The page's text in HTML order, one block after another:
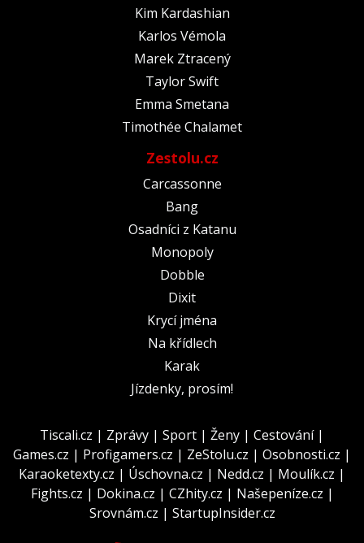
Kim Kardashian
Karlos Vémola
Marek Ztracený
Taylor Swift
Emma Smetana
Timothée Chalamet
Zestolu.cz
Carcassonne
Bang
Osadníci z Katanu
Monopoly
Dobble
Dixit
Krycí jména
Na křídlech
Karak
Jízdenky, prosím!
Tiscali.cz | Zprávy | Sport | Ženy | Cestování|
Games.cz | Profigamers.cz | ZeStolu.cz | Osobnosti.cz |
Karaoketexty.cz | Úschovna.cz | Nedd.cz | Moulík.cz |
Fights.cz | Dokina.cz | CZhity.cz | Našepeníze.cz |
Srovnám.cz | StartupInsider.cz